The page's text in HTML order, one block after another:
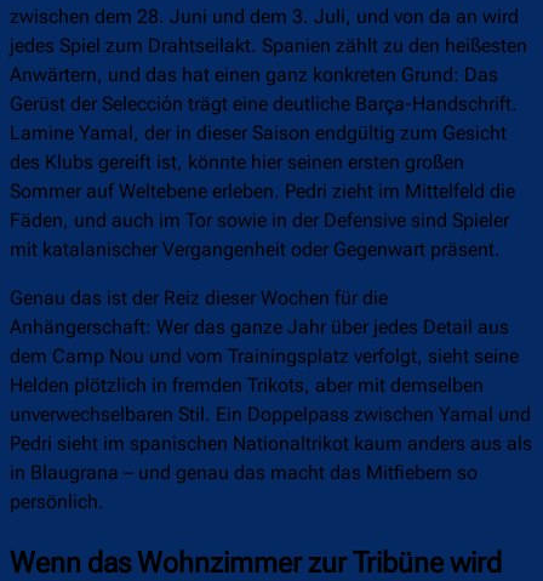
zwischen dem 28. Juni und dem 3. Juli, und von da an wird
jedes Spiel zum Drahtseilakt. Spanien zählt zu den heißesten
Anwärtern, und das hat einen ganz konkreten Grund: Das
Gerüst der Selección trägt eine deutliche Barça-Handschrift.
Lamine Yamal, der in dieser Saison endgültig zum Gesicht
des Klubs gereift ist, könnte hier seinen ersten großen
Sommer auf Weltebene erleben. Pedri zieht im Mittelfeld die
Fäden, und auch im Tor sowie in der Defensive sind Spieler
mit katalanischer Vergangenheit oder Gegenwart präsent.
Genau das ist der Reiz dieser Wochen für die
Anhängerschaft: Wer das ganze Jahr über jedes Detail aus
dem Camp Nou und vom Trainingsplatz verfolgt, sieht seine
Helden plötzlich in fremden Trikots, aber mit demselben
unverwechselbaren Stil. Ein Doppelpass zwischen Yamal und
Pedri sieht im spanischen Nationaltrikot kaum anders aus als
in Blaugrana – und genau das macht das Mitfiebern so
persönlich.
Wenn das Wohnzimmer zur Tribüne wird